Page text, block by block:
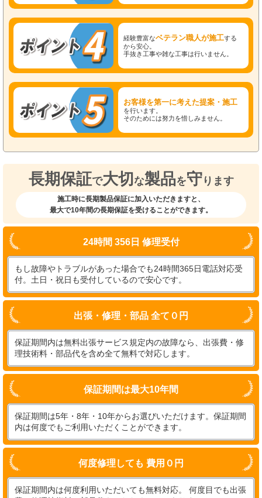
経験豊富なベテラン職人が施工する
から安心。
手抜き工事や雑な工事は行いません。
お客様を第一に考えた提案・施工
を行います。
そのためには努力を惜しみません。
長期保証で大切 な製品を守 ります
施工時に長期製品保証に加入いただきますと、
最大で10年間の長期保証を受けることができます。
24時間 356日 修理受付
もし故障やトラブルがあった場合でも24時間365日電話対応受
付。土日・祝日も受付しているので安心です。
出張・修理・部品 全て０円
保証期間内は無料出張サービス規定内の故障なら、出張費・修
理技術料・部品代を含め全て無料で対応します。
保証期間は最大10年間
保証期間は5年・8年・10年からお選びいただけます。保証期間
内は何度でもご利用いただくことができます。
何度修理しても 費用０円
保証期間内は何度利用いただいても無料対応。 何度目でも出張